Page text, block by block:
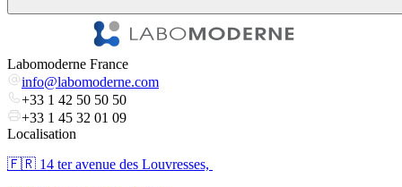
Labomoderne France
info@labomoderne.com
+33 1 42 50 50 50
+33 1 45 32 01 09
Localisation
🇫🇷 ​14 ter avenue des Louvresses,